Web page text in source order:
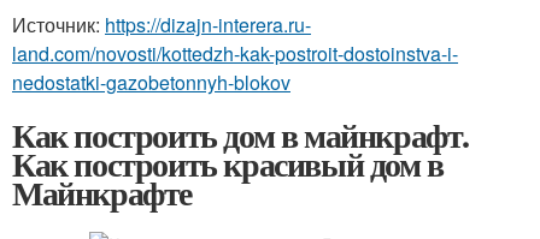
Источник: https://dizajn-interera.ru-
land.com/novosti/kottedzh-kak-postroit-dostoinstva-i-
nedostatki-gazobetonnyh-blokov
Как построить дом в майнкрафт.
Как построить красивый дом в
Майнкрафте